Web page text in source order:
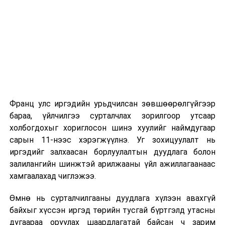
2026 оны 9 дүгээр сарын 13-наас оюутнуудыг
дотуур байранд оруулж эхэлнэ.
Сургууль, цэцэрлэгийн үйл ажиллагааны
зохицуулалт
2026 оны 8 дугаар сарын 17–28-ны өдрүүдэд
байранд элсэлт, бүртгэл болон бусад аливаа
арга хэмжээ зохион байгуулахгүй болно.
Франц улс иргэдийн урьдчилсан зөвшөөрөлгүйгээр
бараа, үйлчилгээ сурталчлах зорилгоор утсаар
холбогдохыг хориглосон шинэ хуулийг наймдугаар
сарын 11-нээс хэрэгжүүлнэ. Уг зохицуулалт нь
иргэдийг залхаасан борлуулалтын дуудлага болон
залилангийн шинжтэй арилжааны үйл ажиллагаанаас
хамгаалахад чиглэжээ.
Өмнө нь сурталчилгааны дуудлага хүлээн авахгүй
байхыг хүссэн иргэд төрийн тусгай бүртгэлд утасны
дугаараа оруулах шаардлагатай байсан ч зарим